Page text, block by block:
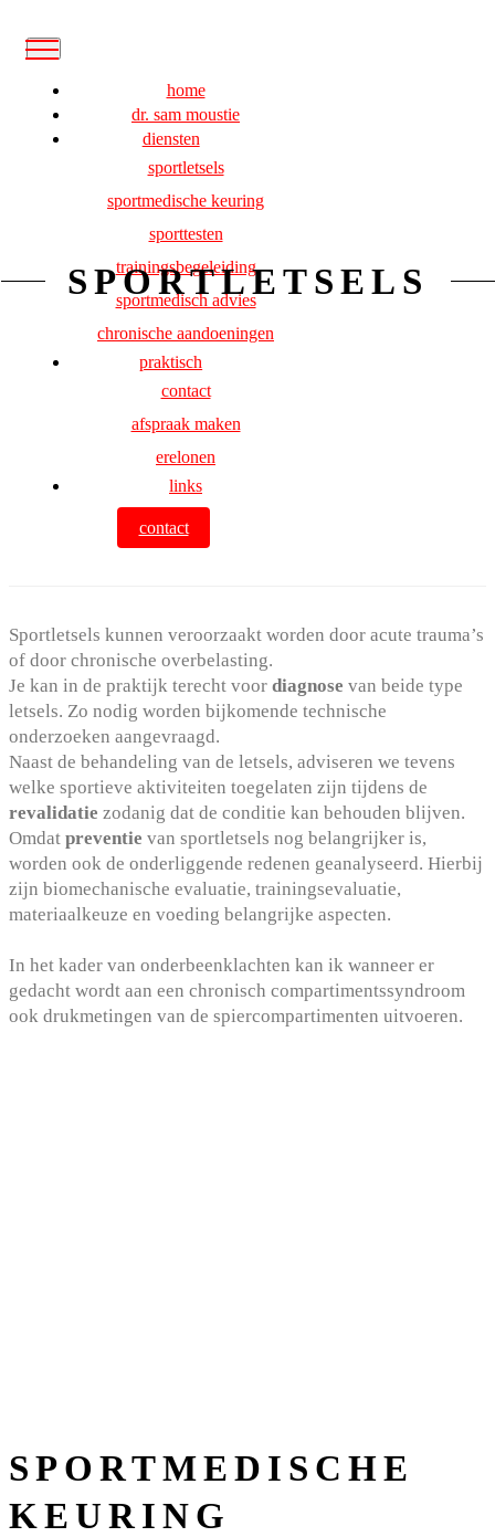
home
dr. sam moustie
diensten
sportletsels
sportmedische keuring
sporttesten
trainingsbegeleiding
sportmedisch advies
chronische aandoeningen
praktisch
contact
afspraak maken
erelonen
links
contact
SPORTLETSELS
Sportletsels kunnen veroorzaakt worden door acute trauma’s
of door chronische overbelasting.
Je kan in de praktijk terecht voor diagnose van beide type
letsels. Zo nodig worden bijkomende technische
onderzoeken aangevraagd.
Naast de behandeling van de letsels, adviseren we tevens
welke sportieve aktiviteiten toegelaten zijn tijdens de
revalidatie zodanig dat de conditie kan behouden blijven.
Omdat preventie van sportletsels nog belangrijker is,
worden ook de onderliggende redenen geanalyseerd. Hierbij
zijn biomechanische evaluatie, trainingsevaluatie,
materiaalkeuze en voeding belangrijke aspecten.
In het kader van onderbeenklachten kan ik wanneer er
gedacht wordt aan een chronisch compartimentssyndroom
ook drukmetingen van de spiercompartimenten uitvoeren.
SPORTMEDISCHE
KEURING